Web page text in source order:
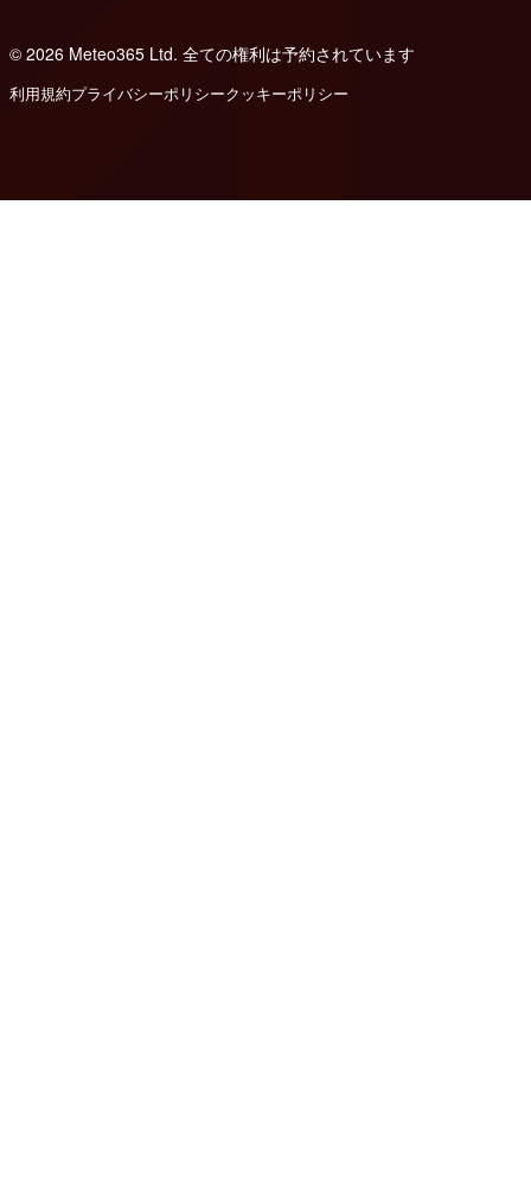
© 2026 Meteo365 Ltd. 全ての権利は予約されています
利用規約プライバシーポリシークッキーポリシー